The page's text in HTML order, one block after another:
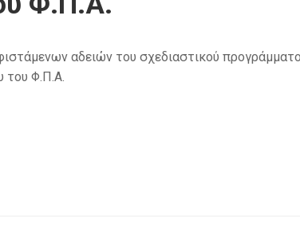
αδειών του σχεδιαστικού
του Φ.Π.Α.